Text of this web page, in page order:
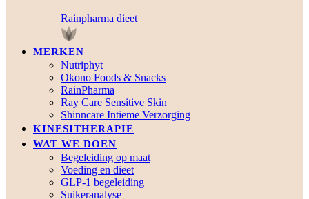
Rainpharma dieet
MERKEN
Nutriphyt
Okono Foods & Snacks
RainPharma
Ray Care Sensitive Skin
Shinncare Intieme Verzorging
KINESITHERAPIE
WAT WE DOEN
Begeleiding op maat
Voeding en dieet
GLP-1 begeleiding
Suikeranalyse